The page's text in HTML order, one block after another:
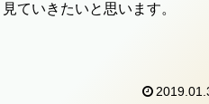
ていきたいと思います。